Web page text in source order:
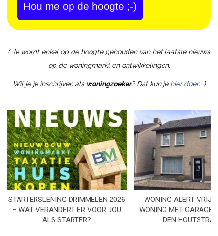
Hou me op de hoogte ;-)
( Je wordt enkel op de hoogte gehouden van het laatste nieuws
op de woningmarkt en ontwikkelingen.
Wil je je inschrijven als woningzoeker? Dat kun je hier doen )
STARTERSLENING DRIMMELEN 2026
– WAT VERANDERT ER VOOR JOU
ALS STARTER?
WONING ALERT
WONING MET GARAGE
DEN